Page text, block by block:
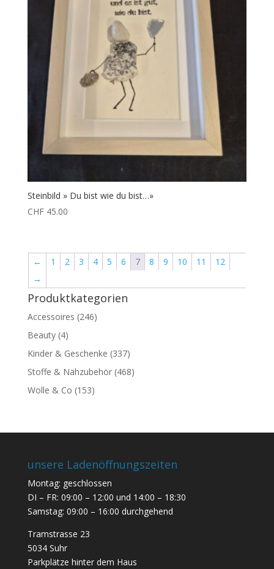
Steinbild » Du bist wie du bist…»
CHF45.00
← 1 2 3 4 5 6 7 8 9 10 11
12
→
Produktkategorien
Accessoires (246)
Beauty (4)
Kinder & Geschenke (337)
Stoffe & Nähzubehör (468)
Wolle & Co (153)
unsere Ladenöffnungszeiten
Montag: geschlossen
DI – FR: 09:00 – 12:00 und 14:00 – 18:30
Samstag: 09:00 – 16:00 durchgehend
Tramstrasse 23
5034 Suhr
Parkplätze hinter dem Haus